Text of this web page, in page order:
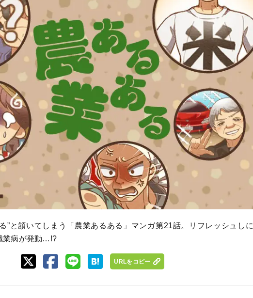
”と頷いてしまう「農業あるある」マンガ第21話。リフレッシュしに
業病が発動…!?
URLをコピー